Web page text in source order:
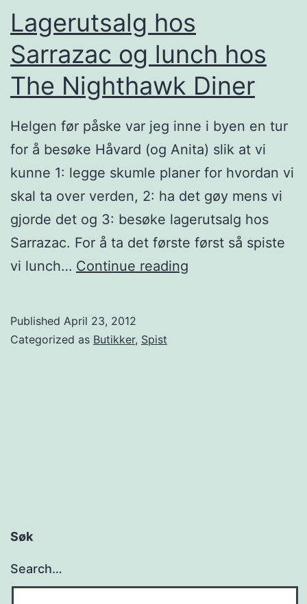
Lagerutsalg hos
Sarrazac og lunch hos
The Nighthawk Diner
Helgen før påske var jeg inne i byen en tur
for å besøke Håvard (og Anita) slik at vi
kunne 1: legge skumle planer for hvordan vi
skal ta over verden, 2: ha det gøy mens vi
gjorde det og 3: besøke lagerutsalg hos
Sarrazac. For å ta det første først så spiste
vi lunch… Continue reading
S
Published April 23, 2012
Categorized as Butikker, Spist
Søk
Search…